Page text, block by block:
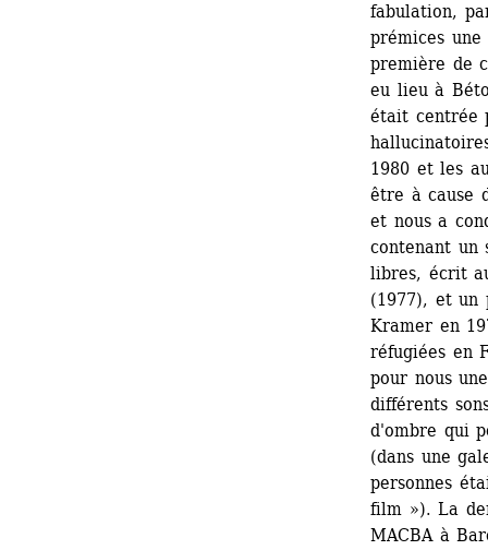
fabulation,
prémices
première de
eu lieu à
était centrée
1980 et les
être à cause
et nous a
contenant un
libres, écrit
(1977), et un
Kramer en
réfugiées en
pour nous
différents
d'ombre qui
(dans une
personnes
film »). La
MACBA à